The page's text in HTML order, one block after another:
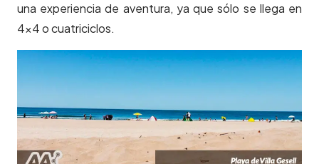
una experiencia de aventura, ya que sólo se llega en
4×4 o cuatriciclos.